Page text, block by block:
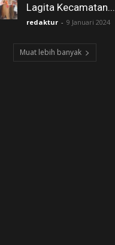
Lagita Kecamatan...
redaktur - 9 Januari 2024
Muat lebih banyak